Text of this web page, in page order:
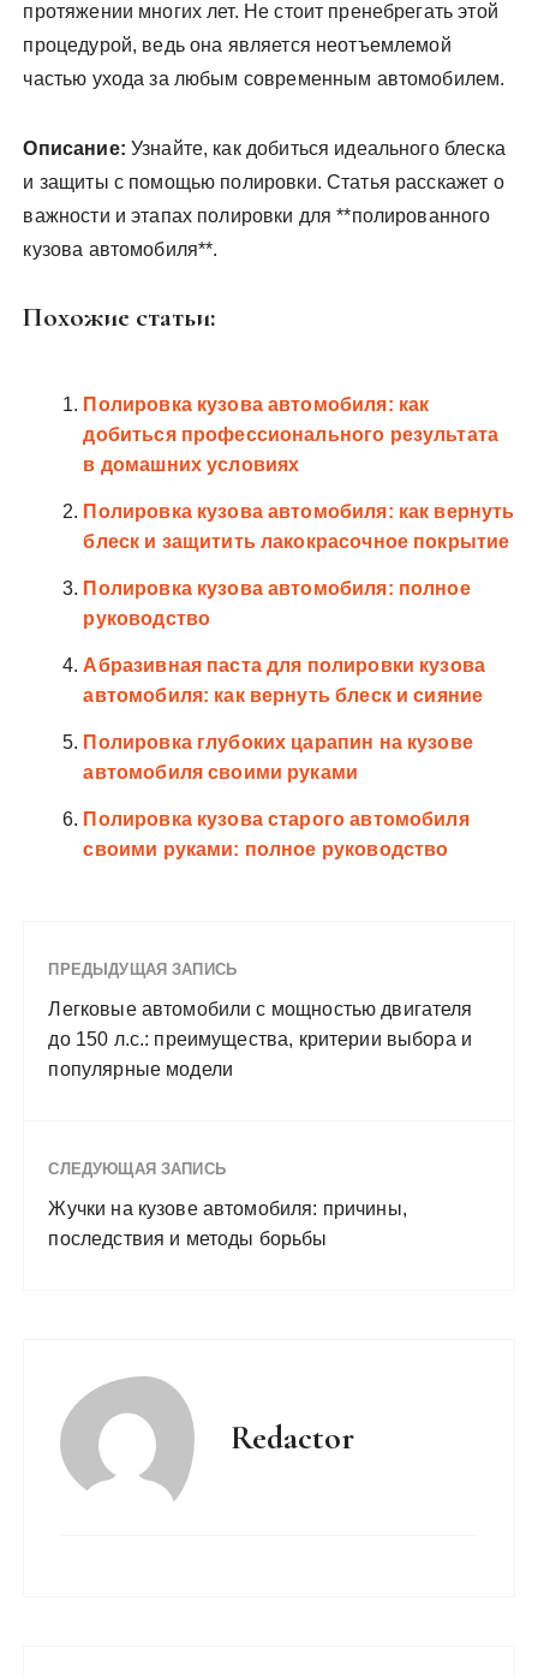
протяжении многих лет. Не стоит пренебрегать этой
процедурой, ведь она является неотъемлемой
частью ухода за любым современным автомобилем.
Описание: Узнайте, как добиться идеального блеска
и защиты с помощью полировки. Статья расскажет о
важности и этапах полировки для **полированного
кузова автомобиля**.
Похожие статьи:
Полировка кузова автомобиля: как
добиться профессионального результата
в домашних условиях
Полировка кузова автомобиля: как вернуть
блеск и защитить лакокрасочное покрытие
Полировка кузова автомобиля: полное
руководство
Абразивная паста для полировки кузова
автомобиля: как вернуть блеск и сияние
Полировка глубоких царапин на кузове
автомобиля своими руками
Полировка кузова старого автомобиля
своими руками: полное руководство
ПРЕДЫДУЩАЯ ЗАПИСЬ
Легковые автомобили с мощностью двигателя
до 150 л.с.: преимущества, критерии выбора и
популярные модели
СЛЕДУЮЩАЯ ЗАПИСЬ
Жучки на кузове автомобиля: причины,
последствия и методы борьбы
Redactor